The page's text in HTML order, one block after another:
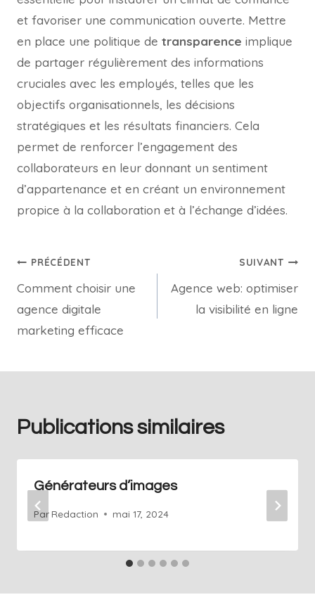
et favoriser une communication ouverte. Mettre
en place une politique de transparence implique
de partager régulièrement des informations
cruciales avec les employés, telles que les
objectifs organisationnels, les décisions
stratégiques et les résultats financiers. Cela
permet de renforcer l’engagement des
collaborateurs en leur donnant un sentiment
d’appartenance et en créant un environnement
propice à la collaboration et à l’échange d’idées.
PRÉCÉDENT
Comment choisir une
agence digitale
marketing efficace
SUIVANT
Agence web: optimiser
la visibilité en ligne
Publications similaires
Générateurs d’images
Par Redaction mai 17, 2024